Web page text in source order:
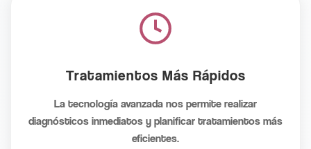
Tratamientos Más Rápidos
La tecnología avanzada nos permite realizar
diagnósticos inmediatos y planificar tratamientos más
eficientes.